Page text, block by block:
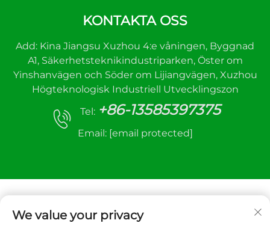
KONTAKTA OSS
Add: Kina Jiangsu Xuzhou 4:e våningen, Byggnad
A1, Säkerhetsteknikindustriparken, Öster om
Yinshanvägen och Söder om Lijiangvägen, Xuzhou
Högteknologisk Industriell Utvecklingszon
Tel: +86-13585397375
Email: [email protected]
We value your privacy